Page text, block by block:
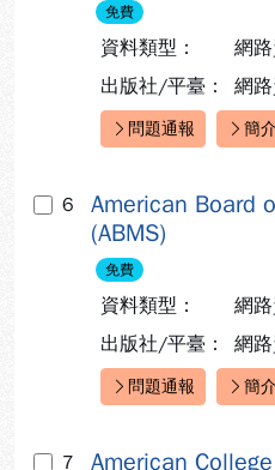
免費
資料類型：
網
出版社/平臺：
網
快速連結：
問題通報 簡
6
American Board
(ABMS)
免費
資料類型：
網
出版社/平臺：
網
快速連結：
問題通報 簡
7 American